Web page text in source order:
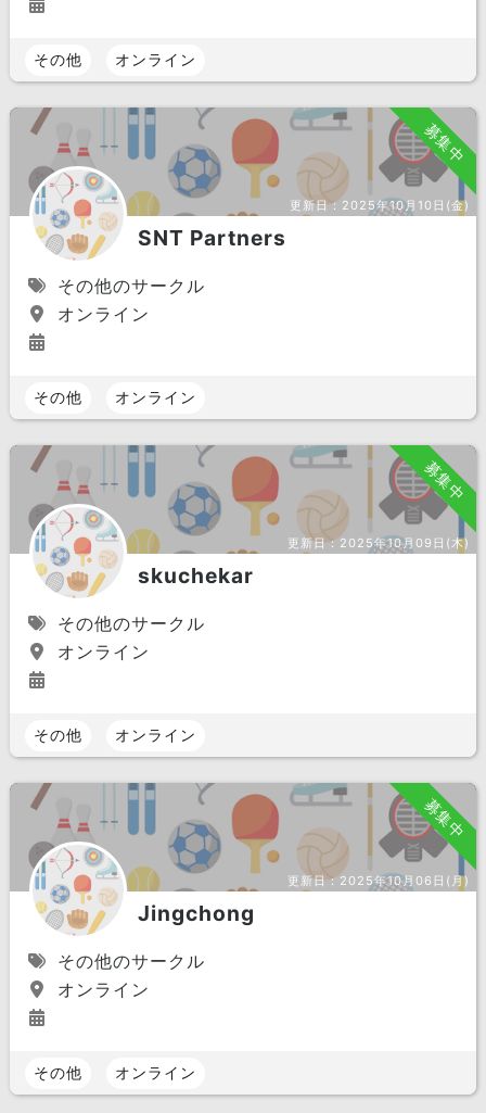
その他 オンライン
募集中
更新日： 2025年10月10日(金)
SNT Partners
その他のサークル
オンライン
その他 オンライン
募集中
更新日：2025年10月09日(木)
skuchekar
その他のサークル
オンライン
その他 オンライン
募集中
更新日：2025年10月06日(月)
Jingchong
その他のサークル
オンライン
その他 オンライン